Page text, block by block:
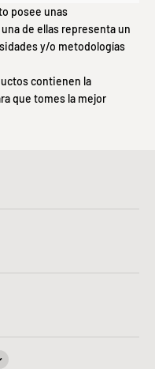
posee unas
de ellas representa un
y/o metodologías
contienen la
que tomes la mejor